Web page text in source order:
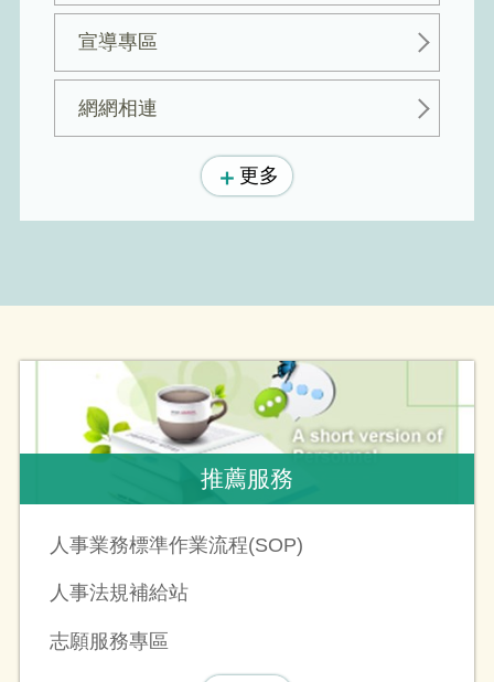
宣導專區
網網相連
更多
推薦服務
人事業務標準作業流程(SOP)
人事法規補給站
志願服務專區